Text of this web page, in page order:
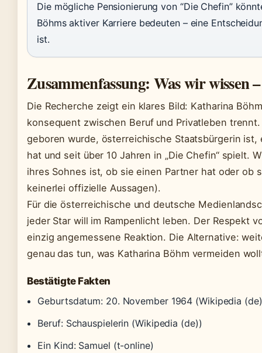
Die mögliche Pensionierung von “Die Chefin”
Böhms aktiver Karriere bedeuten – eine
ist.
Zusammenfassung: Was wir wissen
Die Recherche zeigt ein klares Bild: Katharina
konsequent zwischen Beruf und Privatleben
geboren wurde, österreichische Staatsbürgerin ist,
hat und seit über 10 Jahren in „Die Chefin“ spielt.
ihres Sohnes ist, ob sie einen Partner hat oder ob
keinerlei offizielle Aussagen).
Für die österreichische und deutsche
jeder Star will im Rampenlicht leben. Der Respekt
einzig angemessene Reaktion. Die Alternative:
genau das tun, was Katharina Böhm vermeiden
Bestätigte Fakten
Geburtsdatum: 20. November 1964 (Wikipedia
Beruf: Schauspielerin (Wikipedia (de))
Ein Kind: Samuel (t-online)